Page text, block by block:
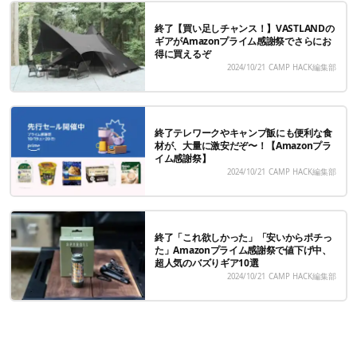
終了【買い足しチャンス！】VASTLANDの
ギアがAmazonプライム感謝祭でさらにお
得に買えるぞ
2024/10/21 CAMP HACK編集部
終了テレワークやキャンプ飯にも便利な食
材が、大量に激安だぞ〜！【Amazonプラ
イム感謝祭】
2024/10/21 CAMP HACK編集部
終了「これ欲しかった」「安いからポチっ
た」Amazonプライム感謝祭で値下げ中、
超人気のバズりギア10選
2024/10/21 CAMP HACK編集部